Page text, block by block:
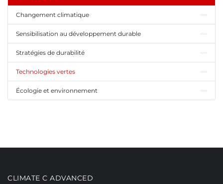
Changement climatique
Sensibilisation au développement durable
Stratégies de durabilité
Technologies vertes
Écologie et environnement
CLIMATE C ADVANCED